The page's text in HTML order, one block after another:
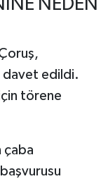
NEDEN
davet edildi.
törene
çaba